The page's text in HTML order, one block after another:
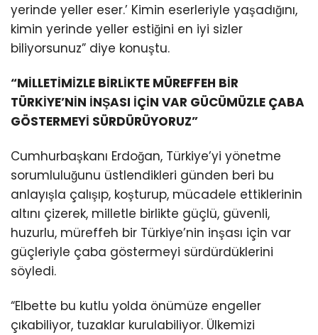
yerinde yeller eser.’ Kimin eserleriyle yaşadığını,
kimin yerinde yeller estiğini en iyi sizler
biliyorsunuz” diye konuştu.
“MİLLETİMİZLE BİRLİKTE MÜREFFEH BİR
TÜRKİYE’NİN İNŞASI İÇİN VAR GÜCÜMÜZLE ÇABA
GÖSTERMEYİ SÜRDÜRÜYORUZ”
Cumhurbaşkanı Erdoğan, Türkiye’yi yönetme
sorumluluğunu üstlendikleri günden beri bu
anlayışla çalışıp, koşturup, mücadele ettiklerinin
altını çizerek, milletle birlikte güçlü, güvenli,
huzurlu, müreffeh bir Türkiye’nin inşası için var
güçleriyle çaba göstermeyi sürdürdüklerini
söyledi.
“Elbette bu kutlu yolda önümüze engeller
çıkabiliyor, tuzaklar kurulabiliyor. Ülkemizi